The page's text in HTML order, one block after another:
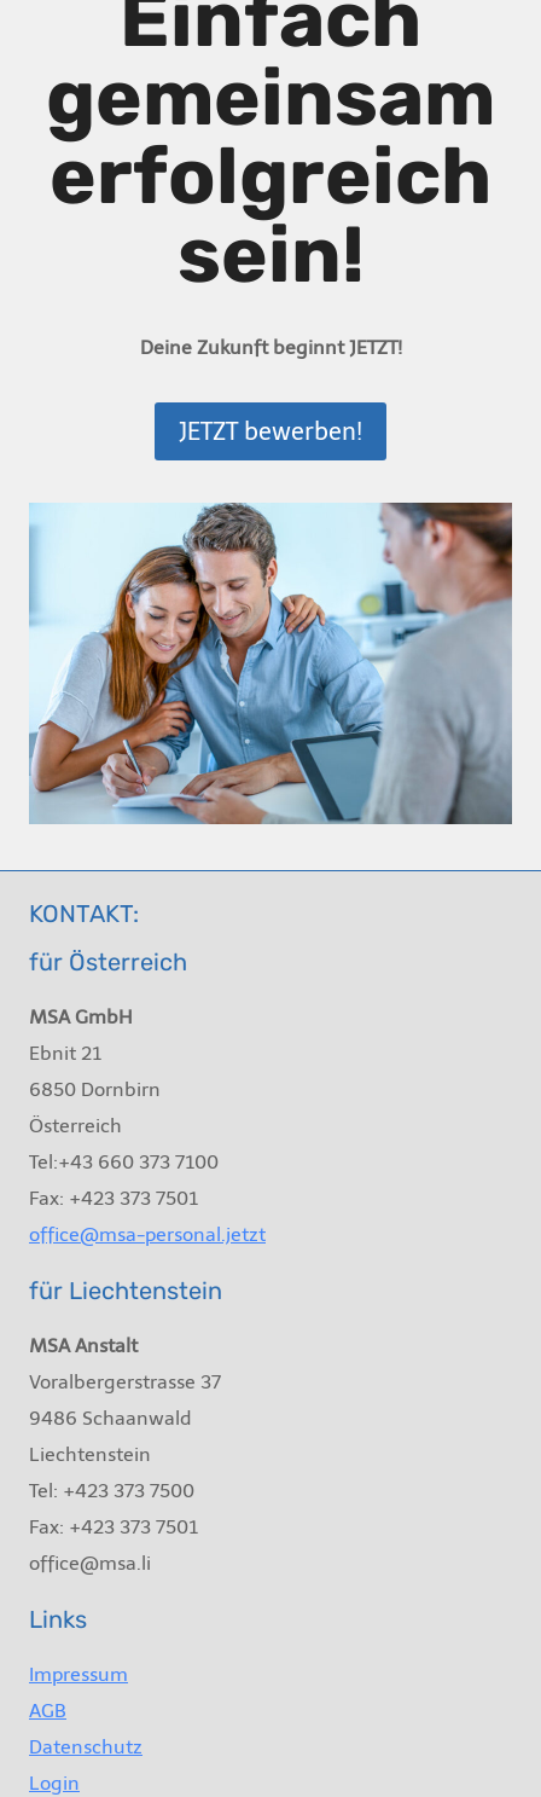
gemeinsam
erfolgreich
sein!
Deine Zukunft beginnt JETZT!
JETZT bewerben!
KONTAKT:
für Österreich
MSA GmbH
Ebnit 21
6850 Dornbirn
Österreich
Tel:+43 660 373 7100
Fax: +423 373 7501
office@msa-personal.jetzt
für Liechtenstein
MSA Anstalt
Voralbergerstrasse 37
9486 Schaanwald
Liechtenstein
Tel: +423 373 7500
Fax: +423 373 7501
office@msa.li
Links
Impressum
AGB
Datenschutz
Login